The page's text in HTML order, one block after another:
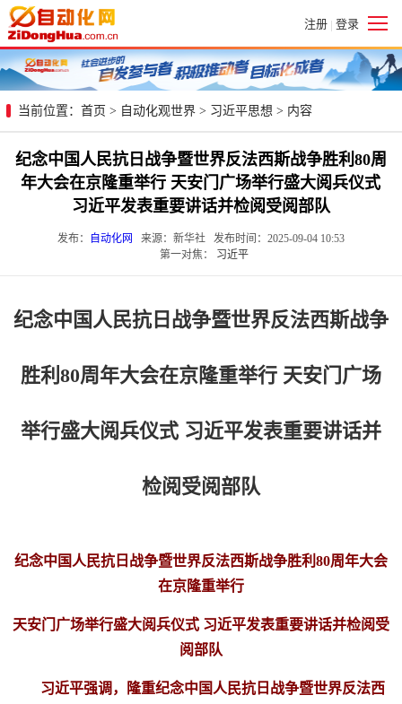
注册 | 登录
当前位置： 首页 > 自动化观世界 > 习近平思想 > 内容
纪念中国人民抗日战争暨世界反法西斯战争胜利80周
年大会在京隆重举行 天安门广场举行盛大阅兵仪式
习近平发表重要讲话并检阅受阅部队
发布： 自动化网
来源：新华社 发布时间：2025-09-04 10:53
第一对焦：
习近平
纪念中国人民抗日战争暨世界反法西斯战争
胜利80周年大会在京隆重举行 天安门广场
举行盛大阅兵仪式 习近平发表重要讲话并
检阅受阅部队
纪念中国人民抗日战争暨世界反法西斯战争胜利80周年大会
在京隆重举行
天安门广场举行盛大阅兵仪式 习近平发表重要讲话并检阅受
阅部队
习近平强调，隆重纪念中国人民抗日战争暨世界反法西